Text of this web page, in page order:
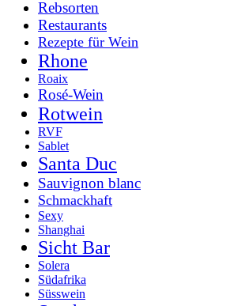
Rebsorten
Restaurants
Rezepte für Wein
Rhone
Roaix
Rosé-Wein
Rotwein
RVF
Sablet
Santa Duc
Sauvignon blanc
Schmackhaft
Sexy
Shanghai
Sicht Bar
Solera
Südafrika
Süsswein